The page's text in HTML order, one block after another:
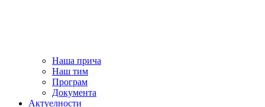
Наша прича
Наш тим
Програм
Документа
Актуелности